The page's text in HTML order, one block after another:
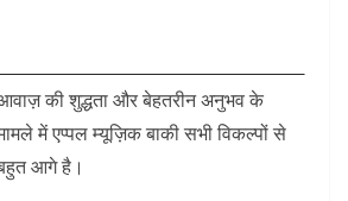
की शुद्धता और बेहतरीन अनुभव के
में एप्पल म्यूज़िक बाकी सभी विकल्पों से
आगे है।